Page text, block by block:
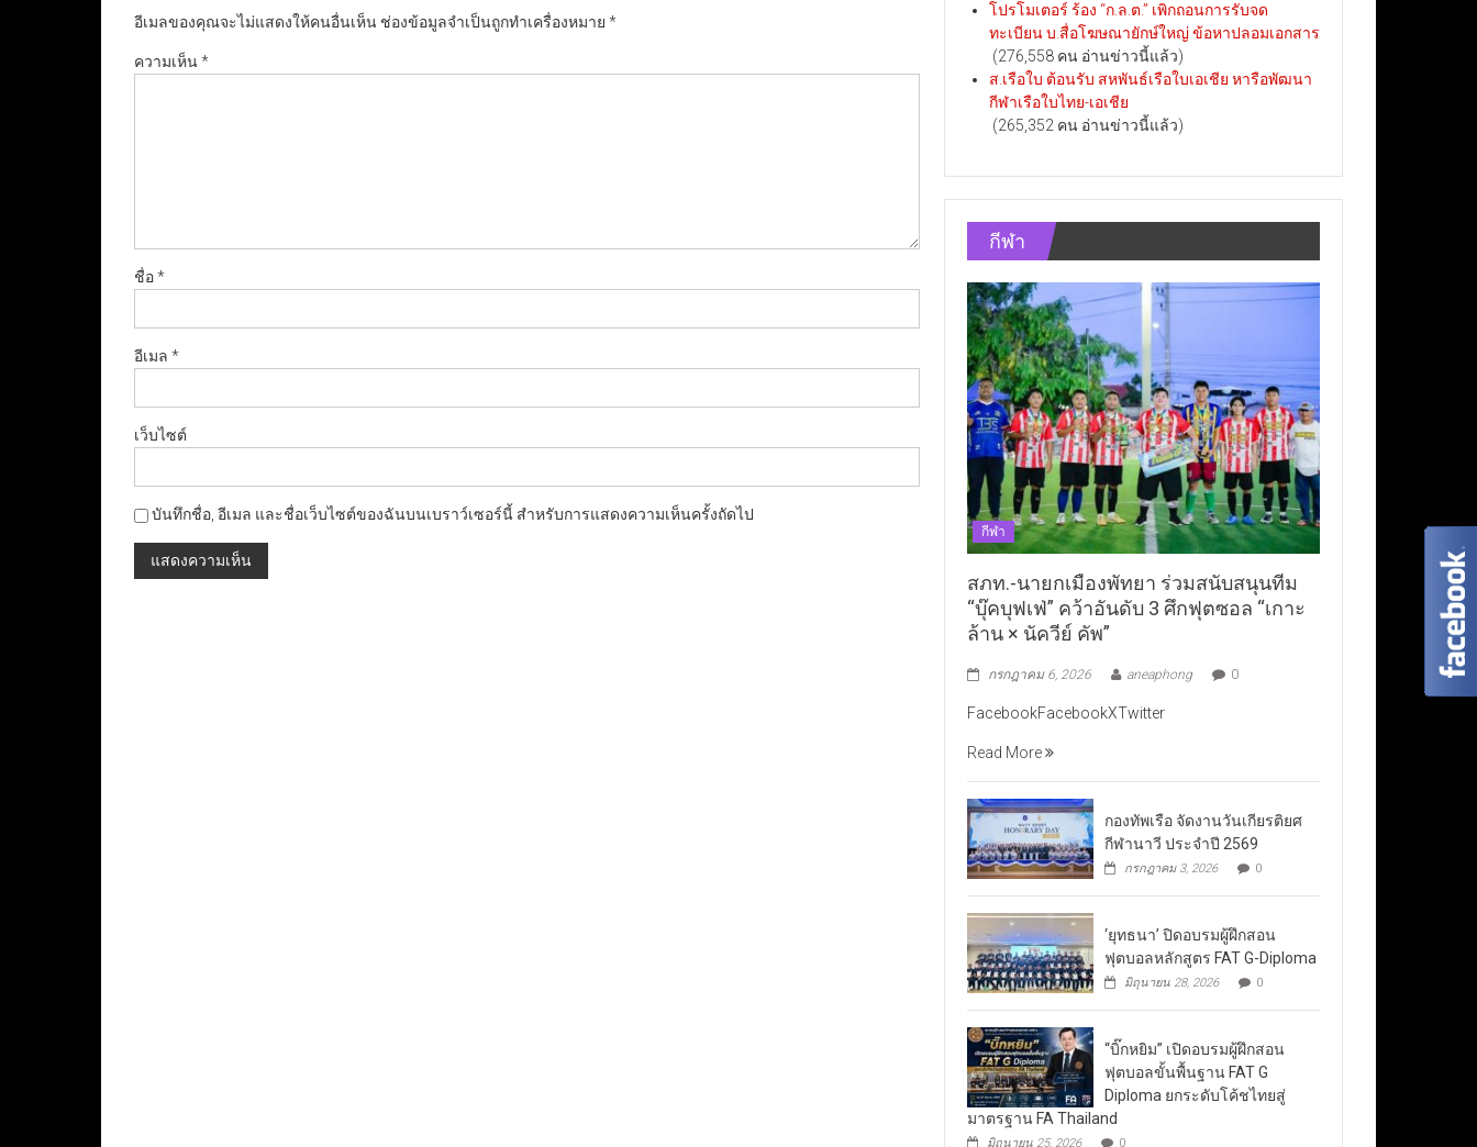
อีเมลของคุณจะไม่แสดงให้คนอื่นเห็น ช่องข้อมูลจำเป็นถูกทำเครื่องหมาย *
ความเห็น*
ชื่อ*
อีเมล *
เว็บไซต์
บันทึกชื่อ, อีเมล และชื่อเว็บไซต์ของฉันบนเบราว์เซอร์นี้ สำหรับการแสดงความเห็นครั้งถัดไป
โปรโมเตอร์ ร้อง “ก.ล.ต.” เพิกถอนการรับจด
ทะเบียน บ.สื่อโฆษณายักษ์ใหญ่ ข้อหาปลอมเอกสาร
(276,558 คน อ่านข่าวนี้แล้ว)
ส.เรือใบ ต้อนรับ สหพันธ์เรือใบเอเชีย หารือพัฒนา
กีฬาเรือใบไทย-เอเชีย
(265,352 คน อ่านข่าวนี้แล้ว)
กีฬา
กีฬา
สภท.-นายกเมืองพัทยา ร่วมสนับสนุนทีม
“บุ๊คบุฟเฟ่” คว้าอันดับ 3 ศึกฟุตซอล “เกาะ
ล้าน × นัควีย์ คัพ”
กรกฎาคม 6, 2026 aneaphong 0
FacebookFacebookXTwitter
Read More
กองทัพเรือ จัดงานวันเกียรติยศ
กีฬานาวี ประจำปี 2569
กรกฎาคม 3, 2026 0
‘ยุทธนา’ ปิดอบรมผู้ฝึกสอน
ฟุตบอลหลักสูตร FAT G-Diploma
มิถุนายน 28, 2026 0
“บิ๊กหยิม” เปิดอบรมผู้ฝึกสอน
ฟุตบอลขั้นพื้นฐาน FAT G
Diploma ยกระดับโค้ชไทยสู่
มาตรฐาน FA Thailand
มิถุนายน 25, 2026 0